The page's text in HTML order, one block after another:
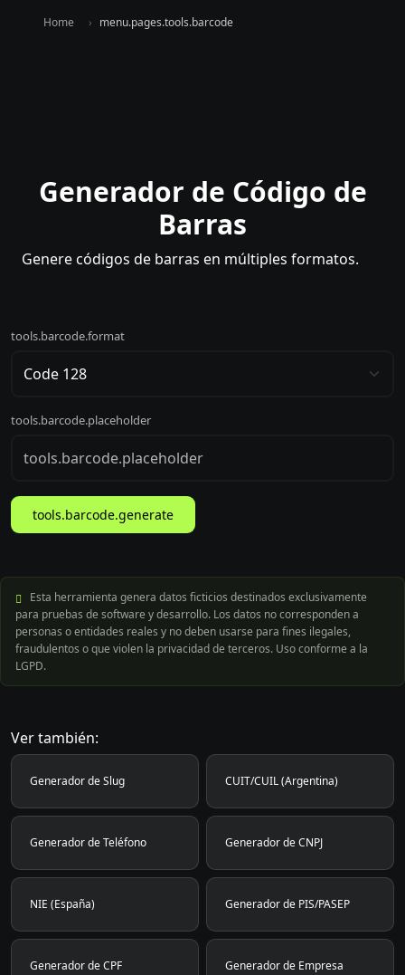
Home menu.pages.tools.barcode
Generador de Código de
Barras
Genere códigos de barras en múltiples formatos.
tools.barcode.format
tools.barcode.placeholder
tools.barcode.generate
Esta herramienta genera datos ficticios destinados exclusivamente
para pruebas de software y desarrollo. Los datos no corresponden a
personas o entidades reales y no deben usarse para fines ilegales,
fraudulentos o que violen la privacidad de terceros. Uso conforme a la
LGPD.
Ver también:
Generador de Slug CUIT/CUIL (Argentina)
Generador de Teléfono Generador de CNPJ
NIE (España) Generador de PIS/PASEP
Generador de CPF Generador de Empresa